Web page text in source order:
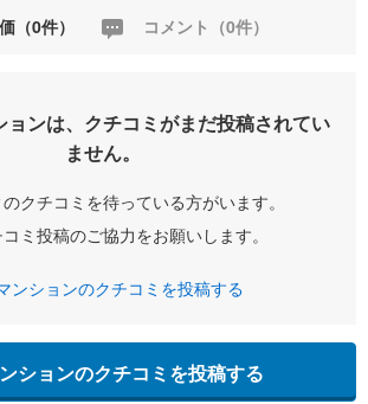
（0件） コメント（0件）
ョンは、クチコミがまだ投稿されてい
ません。
クチコミを待っている方がいます。
ミ投稿のご協力をお願いします。
ンションのクチコミを投稿する
ションのクチコミを投稿する